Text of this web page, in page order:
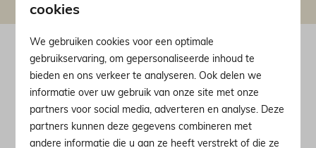
Voor welk seizoen gaat
u?
cookies
We gebruiken cookies voor een optimale
gebruikservaring, om gepersonaliseerde inhoud te
bieden en ons verkeer te analyseren. Ook delen we
informatie over uw gebruik van onze site met onze
partners voor social media, adverteren en analyse. Deze
partners kunnen deze gegevens combineren met
andere informatie die u aan ze heeft verstrekt of die ze